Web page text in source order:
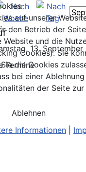
13.
Termine
auf unserer
den Betrieb der
Website und die
Cookies). Sie
die Cookies
bei einer
der Seite
Ablehnen
Informationen